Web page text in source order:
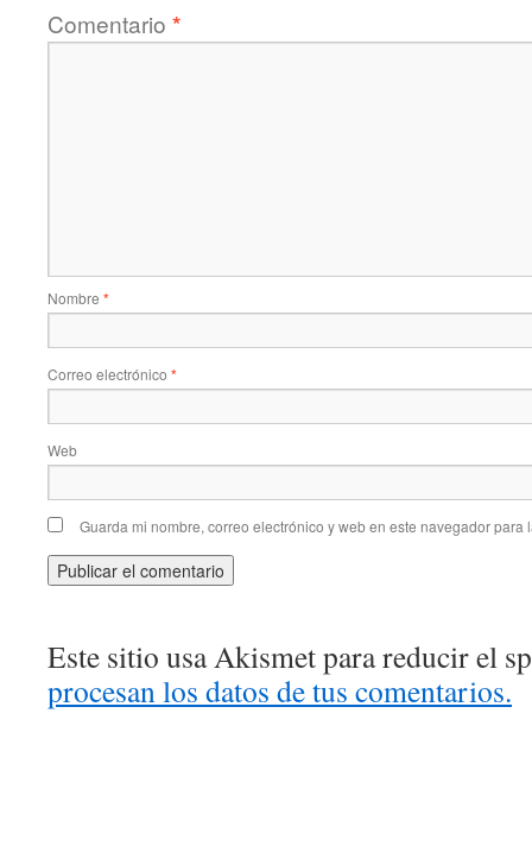
Comentario *
Nombre *
Correo electrónico *
Web
Guarda mi nombre, correo electrónico y web en este navegador para
Este sitio usa Akismet para reducir el
procesan los datos de tus comentarios.